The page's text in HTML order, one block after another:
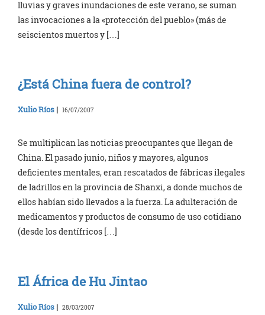
lluvias y graves inundaciones de este verano, se suman
las invocaciones a la «protección del pueblo» (más de
seiscientos muertos y […]
¿Está China fuera de control?
Xulio Ríos | 16/07/2007
Se multiplican las noticias preocupantes que llegan de
China. El pasado junio, niños y mayores, algunos
deficientes mentales, eran rescatados de fábricas ilegales
de ladrillos en la provincia de Shanxi, a donde muchos de
ellos habían sido llevados a la fuerza. La adulteración de
medicamentos y productos de consumo de uso cotidiano
(desde los dentífricos […]
El África de Hu Jintao
Xulio Ríos | 28/03/2007